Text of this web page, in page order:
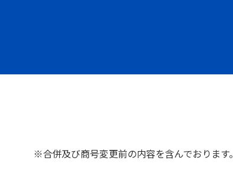
※合併及び商号変更前の内容を含んでおります。